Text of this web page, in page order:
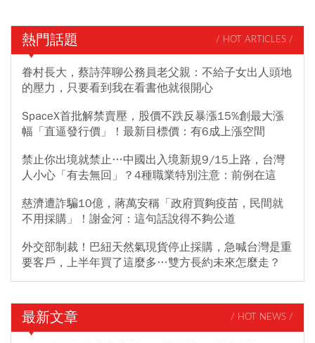
熱門話題 / HOT ARTICLES /
眷村長大，蔡詩萍聊公務員老父親：不給子女出人頭地
的壓力，只要看到我在看書他就很開心
SpaceX首批解禁賣壓，股價不跌反暴漲15%創最大漲
幅「直逼發行價」！最新目標價：有6成上漲空間
禁止你出境就禁止…中國出入境新規9/15上路，台灣
人小心「有去無回」？4種職業特別注意：前例在這
慈濟遭詐騙10億，蔣萬安稱「政府買夠疫苗，民間就
不用採購」！謝金河：這句話說得不夠公道
外交部制裁！巴紐天然氣現貨停止採購，急喊台灣是重
要客戶，上半年買了這麼多…雙方長約未來怎麼走？
最新文章 / HOT NEWS /